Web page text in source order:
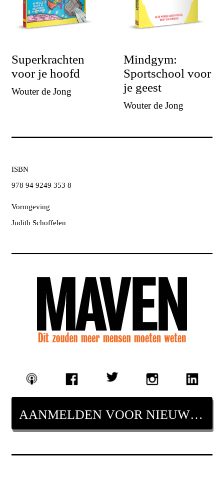
Superkrachten
voor je hoofd
Wouter de Jong
Mindgym:
Sportschool voor
je geest
Wouter de Jong
ISBN
978 94 9249 353 8
Vormgeving
Judith Schoffelen
AANMELDEN VOOR NIEUWSBRIEF